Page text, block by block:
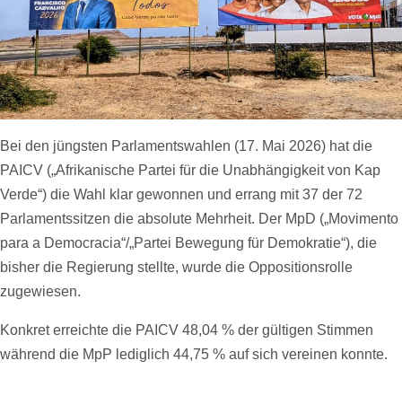
Bei den jüngsten Parlamentswahlen (17. Mai 2026) hat die
PAICV („Afrikanische Partei für die Unabhängigkeit von Kap
Verde“) die Wahl klar gewonnen und errang mit 37 der 72
Parlamentssitzen die absolute Mehrheit. Der MpD („Movimento
para a Democracia“/„Partei Bewegung für Demokratie“), die
bisher die Regierung stellte, wurde die Oppositionsrolle
zugewiesen.
Konkret erreichte die PAICV 48,04 % der gültigen Stimmen
während die MpP lediglich 44,75 % auf sich vereinen konnte.